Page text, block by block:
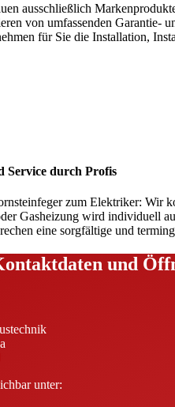
ausschließlich
von umfassenden Garantie-
für Sie die Installation,
Service durch Profis
zum Elektriker: Wir
Gasheizung wird individuell
eine sorgfältige und
und
unter: